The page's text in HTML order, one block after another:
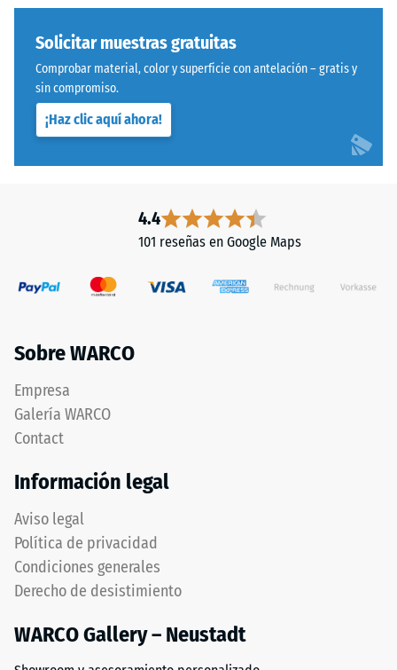
Solicitar muestras gratuitas
Comprobar material, color y superficie con antelación – gratis y
sin compromiso.
¡Haz clic aquí ahora!
4.4
101 reseñas en Google Maps
Sobre WARCO
Empresa
Galería WARCO
Contact
Información legal
Aviso legal
Política de privacidad
Condiciones generales
Derecho de desistimiento
WARCO Gallery – Neustadt